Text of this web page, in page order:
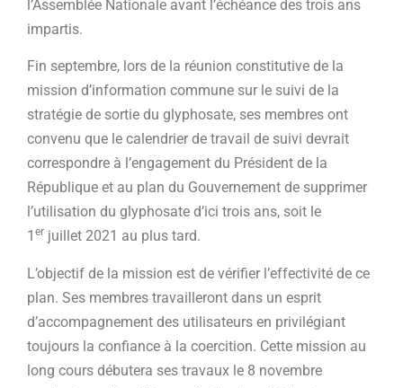
l’Assemblée Nationale avant l’échéance des trois ans
impartis.
Fin septembre, lors de la réunion constitutive de la
mission d’information commune sur le suivi de la
stratégie de sortie du glyphosate, ses membres ont
convenu que le calendrier de travail de suivi devrait
correspondre à l’engagement du Président de la
République et au plan du Gouvernement de supprimer
l’utilisation du glyphosate d’ici trois ans, soit le
1 er juillet 2021 au plus tard.
L’objectif de la mission est de vérifier l’effectivité de ce
plan. Ses membres travailleront dans un esprit
d’accompagnement des utilisateurs en privilégiant
toujours la confiance à la coercition. Cette mission au
long cours débutera ses travaux le 8 novembre